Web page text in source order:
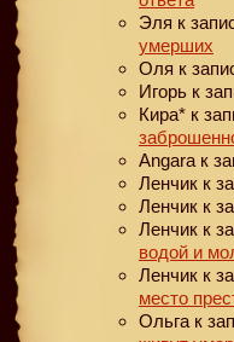
Эля к
умерших
Оля к
Игорь к
Кира* к
Angara к
Ленчик к
Ленчик к
Ленчик к
водой и
Ленчик к
место
Ольга к